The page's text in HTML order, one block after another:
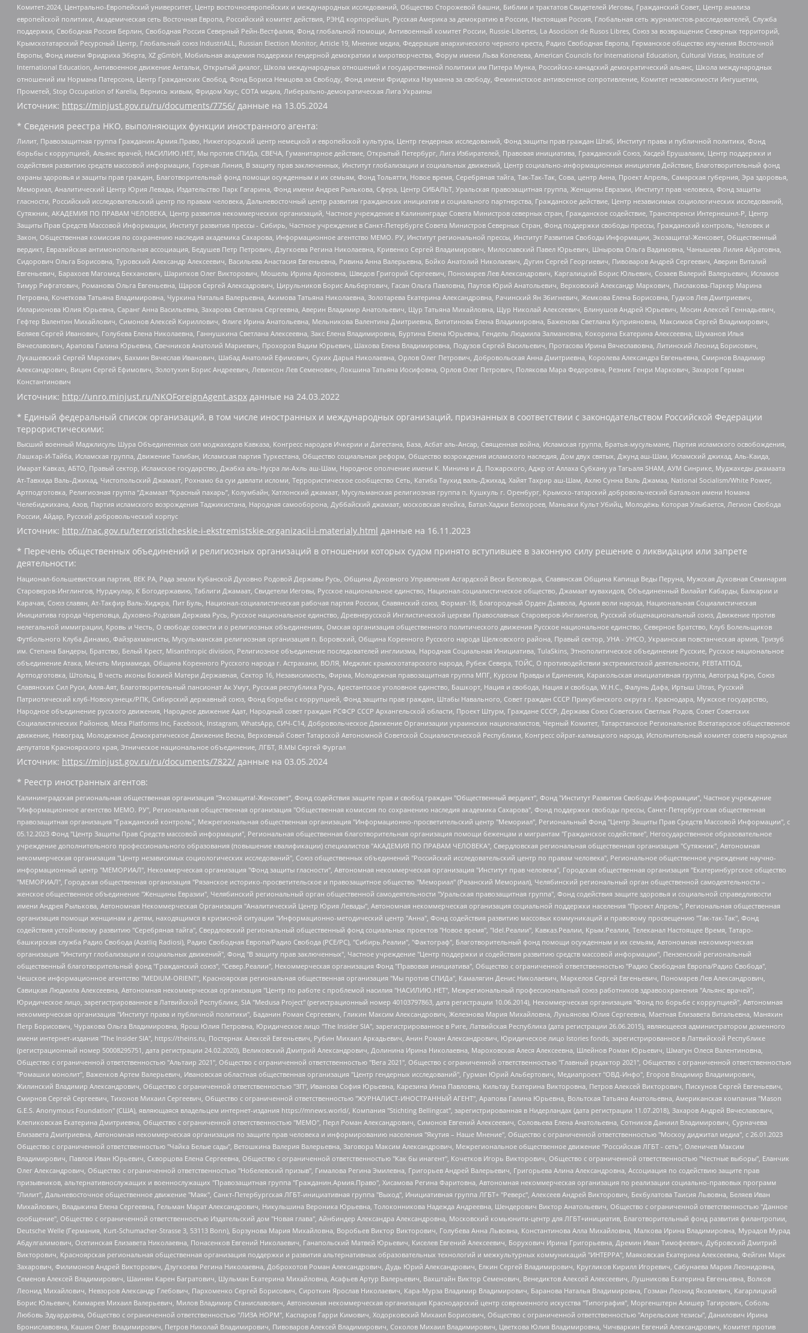
Комитет-2024, Центрально-Европейский университет, Центр восточноевропейских и международных исследований, Общество Сторожевой башни, Библии и трактатов Свидетелей Иеговы, Гражданский Совет, Центр анализа
европейской политики, Академическая сеть Восточная Европа, Российский комитет действия, РЭНД корпорейшн, Русская Америка за демократию в России, Настоящая Россия, Глобальная сеть журналистов-расследователей, Служба
поддержки, Свободная Россия Берлин, Свободная Россия Северный Рейн-Вестфалия, Фонд глобальной помощи, Антивоенный комитет России, Russie-Libertes, La Asocicion de Rusos Libres, Союз за возвращение Северных территорий,
Крымскотатарский Ресурсный Центр, Глобальный союз IndustriALL, Russian Election Monitor, Article 19, Мнение медиа, Федерация анархического черного креста, Радио Свободная Европа, Германское общество изучения Восточной
Европы, Фонд имени Фридриха Эберта, XZ gGmbH, Мобильная академия поддержки гендерной демократии и миротворчества, Форум имени Льва Копелева, American Councils for International Education, Cultural Vistas, Institute of
International Education, Антивоенное движение Антальи, Открытый диалог, Школа международных отношений и государственной политики им Питера Мунка, Российско-канадский демократический альянс, Школа международных
отношений им Нормана Патерсона, Центр Гражданских Свобод, Фонд Бориса Немцова за Свободу, Фонд имени Фридриха Науманна за свободу, Феминистское антивоенное сопротивление, Комитет независимости Ингушетии,
Прометей, Stop Occupation of Karelia, Вернись живым, Фридом Хаус, СОТА медиа, Либерально-демократическая Лига Украины
Источник: https://minjust.gov.ru/ru/documents/7756/ данные на 13.05.2024
* Сведения реестра НКО, выполняющих функции иностранного агента:
Лилит, Правозащитная группа Гражданин.Армия.Право, Нижегородский центр немецкой и европейской культуры, Центр гендерных исследований, Фонд защиты прав граждан Штаб, Институт права и публичной политики, Фонд
борьбы с коррупцией, Альянс врачей, НАСИЛИЮ.НЕТ, Мы против СПИДа, СВЕЧА, Гуманитарное действие, Открытый Петербург, Лига Избирателей, Правовая инициатива, Гражданский Союз, Хасдей Ерушалаим, Центр поддержки и
содействия развитию средств массовой информации, Горячая Линия, В защиту прав заключенных, Институт глобализации и социальных движений, Центр социально-информационных инициатив Действие, Благотворительный фонд
охраны здоровья и защиты прав граждан, Благотворительный фонд помощи осужденным и их семьям, Фонд Тольятти, Новое время, Серебряная тайга, Так-Так-Так, Сова, центр Анна, Проект Апрель, Самарская губерния, Эра здоровья,
Мемориал, Аналитический Центр Юрия Левады, Издательство Парк Гагарина, Фонд имени Андрея Рылькова, Сфера, Центр СИБАЛЬТ, Уральская правозащитная группа, Женщины Евразии, Институт прав человека, Фонд защиты
гласности, Российский исследовательский центр по правам человека, Дальневосточный центр развития гражданских инициатив и социального партнерства, Гражданское действие, Центр независимых социологических исследований,
Сутяжник, АКАДЕМИЯ ПО ПРАВАМ ЧЕЛОВЕКА, Центр развития некоммерческих организаций, Частное учреждение в Калининграде Совета Министров северных стран, Гражданское содействие, Трансперенси Интернешнл-Р, Центр
Защиты Прав Средств Массовой Информации, Институт развития прессы - Сибирь, Частное учреждение в Санкт-Петербурге Совета Министров Северных Стран, Фонд поддержки свободы прессы, Гражданский контроль, Человек и
Закон, Общественная комиссия по сохранению наследия академика Сахарова, Информационное агентство МЕМО. РУ, Институт региональной прессы, Институт Развития Свободы Информации, Экозащита!-Женсовет, Общественный
вердикт, Евразийская антимонопольная ассоциация, Бедушев Петр Петрович, Дзугкоева Регина Николаевна, Кривенко Сергей Владимирович, Милославский Павел Юрьевич, Шнырова Ольга Вадимовна, Чанышева Лилия Айратовна,
Сидорович Ольга Борисовна, Туровский Александр Алексеевич, Васильева Анастасия Евгеньевна, Ривина Анна Валерьевна, Бойко Анатолий Николаевич, Дугин Сергей Георгиевич, Пивоваров Андрей Сергеевич, Аверин Виталий
Евгеньевич, Барахоев Магомед Бекханович, Шарипков Олег Викторович, Мошель Ирина Ароновна, Шведов Григорий Сергеевич, Пономарев Лев Александрович, Каргалицкий Борис Юльевич, Созаев Валерий Валерьевич, Исламов
Тимур Рифгатович, Романова Ольга Евгеньевна, Щаров Сергей Алексадрович, Цирульников Борис Альбертович, Гасан Ольга Павловна, Паутов Юрий Анатольевич, Верховский Александр Маркович, Пислакова-Паркер Марина
Петровна, Кочеткова Татьяна Владимировна, Чуркина Наталья Валерьевна, Акимова Татьяна Николаевна, Золотарева Екатерина Александровна, Рачинский Ян Збигневич, Жемкова Елена Борисовна, Гудков Лев Дмитриевич,
Илларионова Юлия Юрьевна, Саранг Анна Васильевна, Захарова Светлана Сергеевна, Аверин Владимир Анатольевич, Щур Татьяна Михайловна, Щур Николай Алексеевич, Блинушов Андрей Юрьевич, Мосин Алексей Геннадьевич,
Гефтер Валентин Михайлович, Симонов Алексей Кириллович, Флиге Ирина Анатольевна, Мельникова Валентина Дмитриевна, Вититинова Елена Владимировна, Баженова Светлана Куприяновна, Максимов Сергей Владимирович,
Беляев Сергей Иванович, Голубева Елена Николаевна, Ганнушкина Светлана Алексеевна, Закс Елена Владимировна, Буртина Елена Юрьевна, Гендель Людмила Залмановна, Кокорина Екатерина Алексеевна, Шуманов Илья
Вячеславович, Арапова Галина Юрьевна, Свечников Анатолий Мариевич, Прохоров Вадим Юрьевич, Шахова Елена Владимировна, Подузов Сергей Васильевич, Протасова Ирина Вячеславовна, Литинский Леонид Борисович,
Лукашевский Сергей Маркович, Бахмин Вячеслав Иванович, Шабад Анатолий Ефимович, Сухих Дарья Николаевна, Орлов Олег Петрович, Добровольская Анна Дмитриевна, Королева Александра Евгеньевна, Смирнов Владимир
Александрович, Вицин Сергей Ефимович, Золотухин Борис Андреевич, Левинсон Лев Семенович, Локшина Татьяна Иосифовна, Орлов Олег Петрович, Полякова Мара Федоровна, Резник Генри Маркович, Захаров Герман
Константинович
Источник: http://unro.minjust.ru/NKOForeignAgent.aspx данные на 24.03.2022
* Единый федеральный список организаций, в том числе иностранных и международных организаций, признанных в соответствии с законодательством Российской Федерации
террористическими:
Высший военный Маджлисуль Шура Объединенных сил моджахедов Кавказа, Конгресс народов Ичкерии и Дагестана, База, Асбат аль-Ансар, Священная война, Исламская группа, Братья-мусульмане, Партия исламского освобождения,
Лашкар-И-Тайба, Исламская группа, Движение Талибан, Исламская партия Туркестана, Общество социальных реформ, Общество возрождения исламского наследия, Дом двух святых, Джунд аш-Шам, Исламский джихад, Аль-Каида,
Имарат Кавказ, АБТО, Правый сектор, Исламское государство, Джабха аль-Нусра ли-Ахль аш-Шам, Народное ополчение имени К. Минина и Д. Пожарского, Аджр от Аллаха Субхану уа Тагьаля SHAM, АУМ Синрике, Муджахеды джамаата
Ат-Тавхида Валь-Джихад, Чистопольский Джамаат, Рохнамо ба суи давлати исломи, Террористическое сообщество Сеть, Катиба Таухид валь-Джихад, Хайят Тахрир аш-Шам, Ахлю Сунна Валь Джамаа, National Socialism/White Power,
Артподготовка, Религиозная группа “Джамаат “Красный пахарь”, Колумбайн, Хатлонский джамаат, Мусульманская религиозная группа п. Кушкуль г. Оренбург, Крымско-татарский добровольческий батальон имени Номана
Челебиджихана, Азов, Партия исламского возрождения Таджикистана, Народная самооборона, Дуббайский джамаат, московская ячейка, Батал-Хаджи Белхороев, Маньяки Культ Убийц, Молодёжь Которая Улыбается, Легион Свобода
России, Айдар, Русский добровольческий корпус
Источник: http://nac.gov.ru/terroristicheskie-i-ekstremistskie-organizacii-i-materialy.html данные на 16.11.2023
* Перечень общественных объединений и религиозных организаций в отношении которых судом принято вступившее в законную силу решение о ликвидации или запрете
деятельности:
Национал-большевистская партия, ВЕК РА, Рада земли Кубанской Духовно Родовой Державы Русь, Община Духовного Управления Асгардской Веси Беловодья, Славянская Община Капища Веды Перуна, Мужская Духовная Семинария
Староверов-Инглингов, Нурджулар, К Богодержавию, Таблиги Джамаат, Свидетели Иеговы, Русское национальное единство, Национал-социалистическое общество, Джамаат мувахидов, Объединенный Вилайат Кабарды, Балкарии и
Карачая, Союз славян, Ат-Такфир Валь-Хиджра, Пит Буль, Национал-социалистическая рабочая партия России, Славянский союз, Формат-18, Благородный Орден Дьявола, Армия воли народа, Национальная Социалистическая
Инициатива города Череповца, Духовно-Родовая Держава Русь, Русское национальное единство, Древнерусской Инглистической церкви Православных Староверов-Инглингов, Русский общенациональный союз, Движение против
нелегальной иммиграции, Кровь и Честь, О свободе совести и о религиозных объединениях, Омская организация общественного политического движения Русское национальное единство, Северное Братство, Клуб Болельщиков
Футбольного Клуба Динамо, Файзрахманисты, Мусульманская религиозная организация п. Боровский, Община Коренного Русского народа Щелковского района, Правый сектор, УНА - УНСО, Украинская повстанческая армия, Тризуб
им. Степана Бандеры, Братство, Белый Крест, Misanthropic division, Религиозное объединение последователей инглиизма, Народная Социальная Инициатива, TulaSkins, Этнополитическое объединение Русские, Русское национальное
объединение Атака, Мечеть Мирмамеда, Община Коренного Русского народа г. Астрахани, ВОЛЯ, Меджлис крымскотатарского народа, Рубеж Севера, ТОЙС, О противодействии экстремистской деятельности, РЕВТАТПОД,
Артподготовка, Штольц, В честь иконы Божией Матери Державная, Сектор 16, Независимость, Фирма, Молодежная правозащитная группа МПГ, Курсом Правды и Единения, Каракольская инициативная группа, Автоград Крю, Союз
Славянских Сил Руси, Алля-Аят, Благотворительный пансионат Ак Умут, Русская республика Русь, Арестантское уголовное единство, Башкорт, Нация и свобода, Нация и свобода, W.H.С., Фалунь Дафа, Иртыш Ultras, Русский
Патриотический клуб-Новокузнецк/РПК, Сибирский державный союз, Фонд борьбы с коррупцией, Фонд защиты прав граждан, Штабы Навального, Совет граждан СССР Прикубанского округа г. Краснодара, Мужское государство,
Народное объединение русского движения, Народное движение Адат, Народный совет граждан РСФСР СССР Архангельской области, Проект Штурм, Граждане СССР, Держава Союз Советских Светлых Родов, Совет Советских
Социалистических Районов, Meta Platforms Inc, Facebook, Instagram, WhatsApp, СИЧ-С14, Добровольческое Движение Организации украинских националистов, Черный Комитет, Татарстанское Региональное Всетатарское общественное
движение, Невоград, Молодежное Демократическое Движение Весна, Верховный Совет Татарской Автономной Советской Социалистической Республики, Конгресс ойрат-калмыцкого народа, Исполнительный комитет совета народных
депутатов Красноярского края, Этническое национальное объединение, ЛГБТ, Я.МЫ Сергей Фургал
Источник: https://minjust.gov.ru/ru/documents/7822/ данные на 03.05.2024
* Реестр иностранных агентов:
Калининградская региональная общественная организация "Экозащита!-Женсовет", Фонд содействия защите прав и свобод граждан "Общественный вердикт", Фонд "Институт Развития Свободы Информации", Частное учреждение "Информационное агентство МЕМО. РУ", Региональная общественная организация "Общественная комиссия по сохранению наследия академика Сахарова", Фонд поддержки свободы прессы, Санкт-Петербургская общественная правозащитная организация "Гражданский контроль", Межрегиональная общественная организация "Информационно-просветительский центр "Мемориал", Региональный Фонд "Центр Защиты Прав Средств Массовой Информации", с 05.12.2023 Фонд "Центр Защиты Прав Средств массовой информации", Региональная общественная благотворительная организация помощи беженцам и мигрантам "Гражданское содействие", Негосударственное образовательное учреждение дополнительного профессионального образования (повышение квалификации) специалистов "АКАДЕМИЯ ПО ПРАВАМ ЧЕЛОВЕКА", Свердловская региональная общественная организация "Сутяжник", Автономная некоммерческая организация "Центр независимых социологических исследований", Союз общественных объединений "Российский исследовательский центр по правам человека", Региональное общественное учреждение научно-информационный центр "МЕМОРИАЛ", Некоммерческая организация "Фонд защиты гласности", Автономная некоммерческая организация "Институт прав человека", Городская общественная организация "Екатеринбургское общество "МЕМОРИАЛ", Городская общественная организация "Рязанское историко-просветительское и правозащитное общество "Мемориал" (Рязанский Мемориал), Челябинский региональный орган общественной самодеятельности – женское общественное объединение "Женщины Евразии", Челябинский региональный орган общественной самодеятельности "Уральская правозащитная группа", Фонд содействия защите здоровья и социальной справедливости имени Андрея Рылькова, Автономная Некоммерческая Организация "Аналитический Центр Юрия Левады", Автономная некоммерческая организация социальной поддержки населения "Проект Апрель", Региональная общественная организация помощи женщинам и детям, находящимся в кризисной ситуации "Информационно-методический центр "Анна", Фонд содействия развитию массовых коммуникаций и правовому просвещению "Так-так-Так", Фонд содействия устойчивому развитию "Серебряная тайга", Свердловский региональный общественный фонд социальных проектов "Новое время", "Idel.Реалии", Кавказ.Реалии, Крым.Реалии, Телеканал Настоящее Время, Татаро-башкирская служба Радио Свобода (Azatliq Radiosi), Радио Свободная Европа/Радио Свобода (PCE/PC), "Сибирь.Реалии", "Фактограф", Благотворительный фонд помощи осужденным и их семьям, Автономная некоммерческая организация "Институт глобализации и социальных движений", Фонд "В защиту прав заключенных", Частное учреждение "Центр поддержки и содействия развитию средств массовой информации", Пензенский региональный общественный благотворительный фонд "Гражданский союз", "Север.Реалии", Некоммерческая организация Фонд "Правовая инициатива", Общество с ограниченной ответственностью "Радио Свободная Европа/Радио Свобода", Чешское информационное агентство "MEDIUM-ORIENT", Красноярская региональная общественная организация "Мы против СПИДа", Камалягин Денис Николаевич, Маркелов Сергей Евгеньевич, Пономарев Лев Александрович, Савицкая Людмила Алексеевна, Автономная некоммерческая организация "Центр по работе с проблемой насилия "НАСИЛИЮ.НЕТ", Межрегиональный профессиональный союз работников здравоохранения "Альянс врачей", Юридическое лицо, зарегистрированное в Латвийской Республике, SIA "Medusa Project" (регистрационный номер 40103797863, дата регистрации 10.06.2014), Некоммерческая организация "Фонд по борьбе с коррупцией", Автономная некоммерческая организация "Институт права и публичной политики", Баданин Роман Сергеевич, Гликин Максим Александрович, Железнова Мария Михайловна, Лукьянова Юлия Сергеевна, Маетная Елизавета Витальевна, Маняхин Петр Борисович, Чуракова Ольга Владимировна, Ярош Юлия Петровна, Юридическое лицо "The Insider SIA", зарегистрированное в Риге, Латвийская Республика (дата регистрации 26.06.2015), являющееся администратором доменного имени интернет-издания "The Insider SIA", https://theins.ru, Постернак Алексей Евгеньевич, Рубин Михаил Аркадьевич, Анин Роман Александрович, Юридическое лицо Istories fonds, зарегистрированное в Латвийской Республике (регистрационный номер 50008295751, дата регистрации 24.02.2020), Великовский Дмитрий Александрович, Долинина Ирина Николаевна, Мароховская Алеся Алексеевна, Шлейнов Роман Юрьевич, Шмагун Олеся Валентиновна, Общество с ограниченной ответственностью "Альтаир 2021", Общество с ограниченной ответственностью "Вега 2021", Общество с ограниченной ответственностью "Главный редактор 2021", Общество с ограниченной ответственностью "Ромашки монолит", Важенков Артем Валерьевич, Ивановская областная общественная организация "Центр гендерных исследований", Гурман Юрий Альбертович, Медиапроект "ОВД-Инфо", Егоров Владимир Владимирович, Жилинский Владимир Александрович, Общество с ограниченной ответственностью "ЗП", Иванова София Юрьевна, Карезина Инна Павловна, Кильтау Екатерина Викторовна, Петров Алексей Викторович, Пискунов Сергей Евгеньевич, Смирнов Сергей Сергеевич, Тихонов Михаил Сергеевич, Общество с ограниченной ответственностью "ЖУРНАЛИСТ-ИНОСТРАННЫЙ АГЕНТ", Арапова Галина Юрьевна, Вольтская Татьяна Анатольевна, Американская компания "Mason G.E.S. Anonymous Foundation" (США), являющаяся владельцем интернет-издания https://mnews.world/, Компания "Stichting Bellingcat", зарегистрированная в Нидерландах (дата регистрации 11.07.2018), Захаров Андрей Вячеславович, Клепиковская Екатерина Дмитриевна, Общество с ограниченной ответственностью "МЕМО", Перл Роман Александрович, Симонов Евгений Алексеевич, Соловьева Елена Анатольевна, Сотников Даниил Владимирович, Сурначева Елизавета Дмитриевна, Автономная некоммерческая организация по защите прав человека и информированию населения "Якутия – Наше Мнение", Общество с ограниченной ответственностью "Москоу диджитал медиа", с 26.01.2023 Общество с ограниченной ответственностью "Чайка Белые сады", Ветошкина Валерия Валерьевна, Заговора Максим Александрович, Межрегиональное общественное движение "Российская ЛГБТ - сеть", Оленичев Максим Владимирович, Павлов Иван Юрьевич, Скворцова Елена Сергеевна, Общество с ограниченной ответственностью "Как бы инагент", Кочетков Игорь Викторович, Общество с ограниченной ответственностью "Честные выборы", Еланчик Олег Александрович, Общество с ограниченной ответственностью "Нобелевский призыв", Гималова Регина Эмилевна, Григорьев Андрей Валерьевич, Григорьева Алина Александровна, Ассоциация по содействию защите прав призывников, альтернативнослужащих и военнослужащих "Правозащитная группа "Гражданин.Армия.Право", Хисамова Регина Фаритовна, Автономная некоммерческая организация по реализации социально-правовых программ "Лилит", Дальневосточное общественное движение "Маяк", Санкт-Петербургская ЛГБТ-инициативная группа "Выход", Инициативная группа ЛГБТ+ "Реверс", Алексеев Андрей Викторович, Бекбулатова Таисия Львовна, Беляев Иван Михайлович, Владыкина Елена Сергеевна, Гельман Марат Александрович, Никульшина Вероника Юрьевна, Толоконникова Надежда Андреевна, Шендерович Виктор Анатольевич, Общество с ограниченной ответственностью "Данное сообщение", Общество с ограниченной ответственностью Издательский дом "Новая глава", Айнбиндер Александра Александровна, Московский комьюнити-центр для ЛГБТ+инициатив, Благотворительный фонд развития филантропии, Deutsche Welle (Германия, Kurt-Schumacher-Strasse 3, 53113 Bonn), Борзунова Мария Михайловна, Воробьев Виктор Викторович, Голубева Анна Львовна, Константинова Алла Михайловна, Малкова Ирина Владимировна, Мурадов Мурад Абдулгалимович, Осетинская Елизавета Николаевна, Понасенков Евгений Николаевич, Ганапольский Матвей Юрьевич, Киселев Евгений Алексеевич, Борухович Ирина Григорьевна, Дремин Иван Тимофеевич, Дубровский Дмитрий Викторович, Красноярская региональная общественная организация поддержки и развития альтернативных образовательных технологий и межкультурных коммуникаций "ИНТЕРРА", Маяковская Екатерина Алексеевна, Фейгин Марк Захарович, Филимонов Андрей Викторович, Дзугкоева Регина Николаевна, Доброхотов Роман Александрович, Дудь Юрий Александрович, Елкин Сергей Владимирович, Кругликов Кирилл Игоревич, Сабунаева Мария Леонидовна, Семенов Алексей Владимирович, Шаинян Карен Багратович, Шульман Екатерина Михайловна, Асафьев Артур Валерьевич, Вахштайн Виктор Семенович, Венедиктов Алексей Алексеевич, Лушникова Екатерина Евгеньевна, Волков Леонид Михайлович, Невзоров Александр Глебович, Пархоменко Сергей Борисович, Сироткин Ярослав Николаевич, Кара-Мурза Владимир Владимирович, Баранова Наталья Владимировна, Гозман Леонид Яковлевич, Кагарлицкий Борис Юльевич, Климарев Михаил Валерьевич, Милов Владимир Станиславович, Автономная некоммерческая организация Краснодарский центр современного искусства "Типография", Моргенштерн Алишер Тагирович, Соболь Любовь Эдуардовна, Общество с ограниченной ответственностью "ЛИЗА НОРМ", Каспаров Гарри Кимович, Ходорковский Михаил Борисович, Общество с ограниченной ответственностью "Апрельские тезисы", Данилович Ирина Брониславовна, Кашин Олег Владимирович, Петров Николай Владимирович, Пивоваров Алексей Владимирович, Соколов Михаил Владимирович, Цветкова Юлия Владимировна, Чичваркин Евгений Александрович, Комитет против пыток/Команда против пыток, Общество с ограниченной ответственностью "Первый научный", Общество с ограниченной ответственностью "Вертолет и ко", Белоцерковская Вероника Борисовна, Кац Максим Евгеньевич, Лазарева Татьяна Юрьевна, Шаведдинов Руслан Табризович, Яшин Илья Валерьевич, Общество с ограниченной ответственностью "Иноагент ААВ", Алешковский Дмитрий Петрович, Альбац Евгения Марковна, Быков Дмитрий Львович, Галямина Юлия Евгеньевна, Лойко Сергей Леонидович, Мартынов Кирилл Константинович, Медведев Сергей Александрович, Крашенинников Федор Геннадиевич, Гордеева Катерина Вл